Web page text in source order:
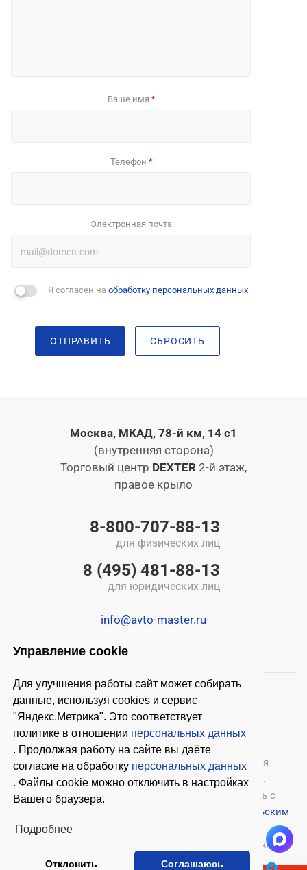
Управление cookie
Для улучшения работы сайт может собирать
данные, используя cookies и сервис
"Яндекс.Метрика". Это соответствует
политике в отношении персональных данных
. Продолжая работу на сайте вы даёте
согласие на обработку персональных данных
. Файлы cookie можно отключить в настройках
Вашего браузера.
Подробнее
Отклонить Соглашаюсь
Ваше имя *
Телефон *
Электронная почта
Я согласен на обработку персональных данных
ОТПРАВИТЬ СБРОСИТЬ
Москва, МКАД, 78-й км, 14 с1
(внутренняя сторона)
Торговый центр DEXTER 2-й этаж,
правое крыло
8-800-707-88-13
для физических лиц
8 (495) 481-88-13
для юридических лиц
info@avto-master.ru
© 2026 ООО «Автомастер»— оборудование для
автосервиса, шиномонтажное оборудование.
Оставляя заявки на нашем сайте, ознакомьтесь с
Пользовательским
Копирование материалов с этого сайта возможно
только с письменного согласия владельцев.